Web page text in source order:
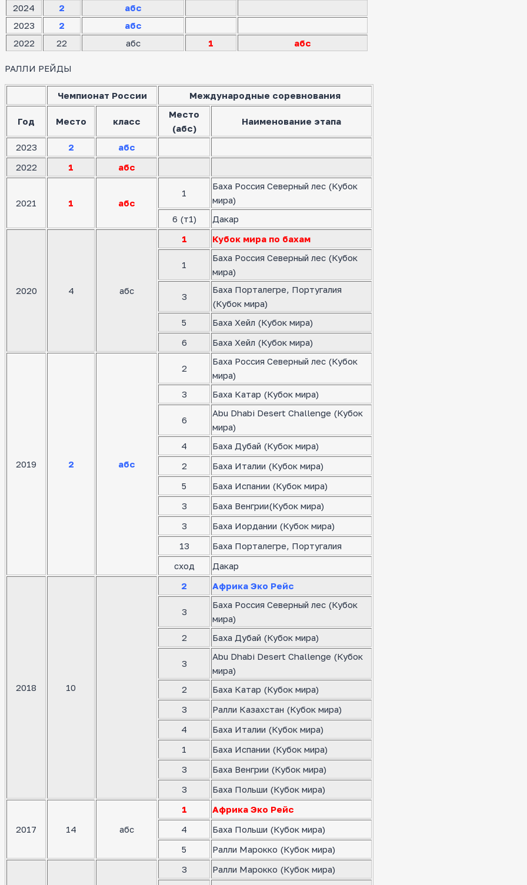
2024
2
абс
2023
2
абс
2022
22 абс 1 абс
РАЛЛИ РЕЙДЫ
Чемпионат России Международные соревнования
Год Место класс
Место
(абс)
Наименование этапа
2023 2
абс
2022
1 абс
2021 1 абс
1
Баха Россия Северный лес (Кубок
мира)
6 (т1)
Дакар
2020 4 абс
1 Кубок мира по бахам
1
Баха Россия Северный лес (Кубок
мира)
3
Баха Порталегре, Португалия
(Кубок мира)
5
Баха Хейл (Кубок мира)
6
Баха Хейл (Кубок мира)
2019 2 абс
2
Баха Россия Северный лес (Кубок
мира)
3
Баха Катар (Кубок мира)
6
Abu Dhabi Desert Challenge (Кубок
мира)
4
Баха Дубай (Кубок мира)
2
Баха Италии (Кубок мира)
5
Баха Испании (Кубок мира)
3
Баха Венгрии(Кубок мира)
3
Баха Иордании (Кубок мира)
13
Баха Порталегре, Португалия
сход
Дакар
2018 10
2 Африка Эко Рейс
3
Баха Россия Северный лес (Кубок
мира)
2
Баха Дубай (Кубок мира)
3
Abu Dhabi Desert Challenge (Кубок
мира)
2
Баха Катар (Кубок мира)
3
Ралли Казахстан (Кубок мира)
4
Баха Италии (Кубок мира)
1
Баха Испании (Кубок мира)
3
Баха Венгрии (Кубок мира)
3
Баха Польши (Кубок мира)
2017 14 абс
1
Африка Эко Рейс
4
Баха Польши (Кубок мира)
5
Ралли Марокко (Кубок мира)
3
Ралли Марокко (Кубок мира)